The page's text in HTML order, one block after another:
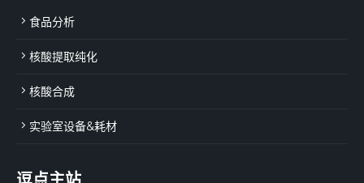
食品分析
核酸提取纯化
核酸合成
实验室设备&耗材
逗点主站